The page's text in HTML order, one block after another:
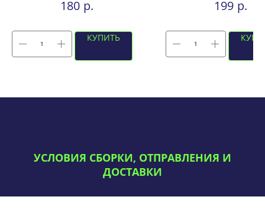
180 р.
КУПИТЬ
199 р.
УСЛОВИЯ СБОРКИ, ОТПРАВЛЕНИЯ И
ДОСТАВКИ